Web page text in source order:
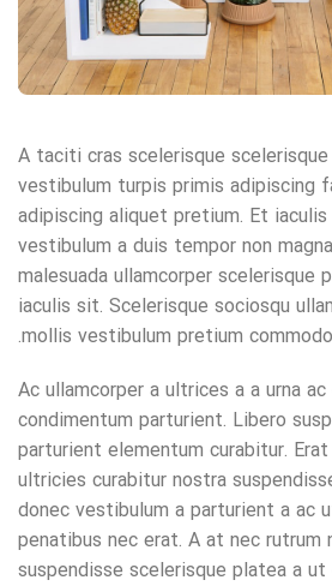
A taciti cras scelerisque
vestibulum turpis primis adipiscing
adipiscing aliquet pretium. Et
vestibulum a duis tempor non
malesuada ullamcorper scelerisque
iaculis sit. Scelerisque sociosqu
mollis vestibulum pretium
Ac ullamcorper a ultrices a a urna
condimentum parturient. Libero
parturient elementum curabitur.
ultricies curabitur nostra
donec vestibulum a parturient a ac
penatibus nec erat. A at nec rutrum
suspendisse scelerisque platea a